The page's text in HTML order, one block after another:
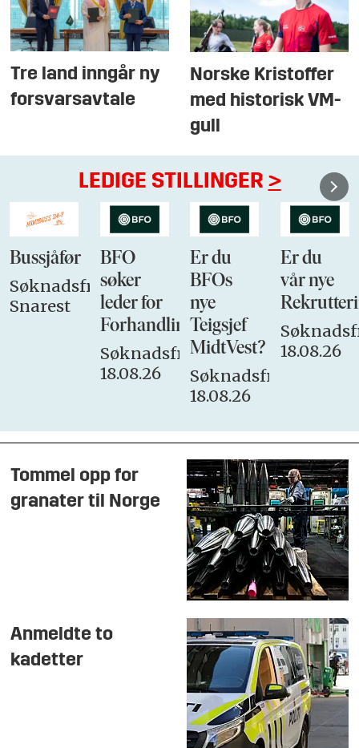
Tre land inngår ny
forsvarsavtale
Norske Kristoffer
med historisk VM-
gull
LEDIGE STILLINGER >
Bussjåfør
Søknadsfrist:
Snarest
BFO
søker
leder for
Forhandlingsutvalget
Søknadsfrist:
18.08.26
Er du
BFOs
nye
Teigsjef
MidtVest?
Søknadsfrist:
18.08.26
Er du
vår nye
18.08.26
Tommel opp for
granater til Norge
Anmeldte to
kadetter